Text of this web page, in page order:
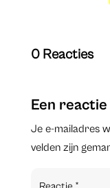
0 Reacties
Een
Je e-mailadres
velden zijn